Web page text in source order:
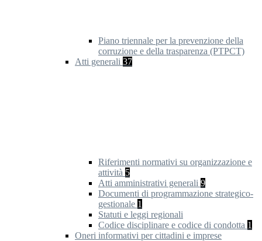
Piano triennale per la prevenzione della
corruzione e della trasparenza (PTPCT)
Atti generali 37
Riferimenti normativi su organizzazione e
attività 5
Atti amministrativi generali 9
Documenti di programmazione strategico-
gestionale 1
Statuti e leggi regionali
Codice disciplinare e codice di condotta 1
Oneri informativi per cittadini e imprese